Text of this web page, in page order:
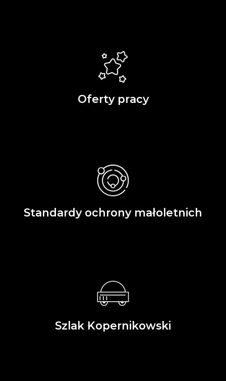
Oferty pracy
Standardy ochrony małoletnich
Szlak Kopernikowski